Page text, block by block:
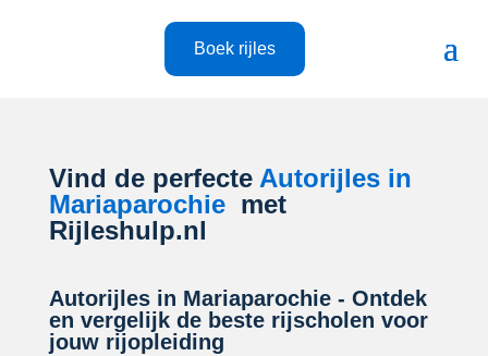
Boek rijles
Vind de perfecte Autorijles in
Mariaparochie met
Rijleshulp.nl
Autorijles in Mariaparochie - Ontdek
en vergelijk de beste rijscholen voor
jouw rijopleiding